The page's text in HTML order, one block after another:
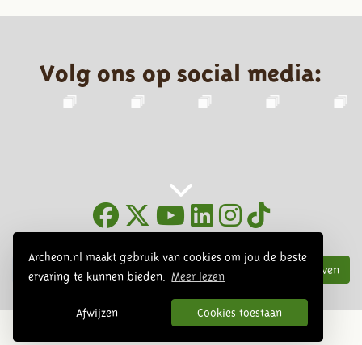
Archeon.nl maakt gebruik van cookies om jou de beste
ervaring te kunnen bieden.
Meer lezen
Afwijzen Cookies toestaan
Volg ons op social media:
Inschrijven